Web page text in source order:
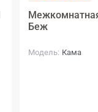
Беж
Модель Кама